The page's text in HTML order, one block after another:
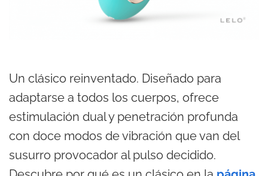
Un clásico reinventado. Diseñado para
adaptarse a todos los cuerpos, ofrece
estimulación dual y penetración profunda
con doce modos de vibración que van del
susurro provocador al pulso decidido.